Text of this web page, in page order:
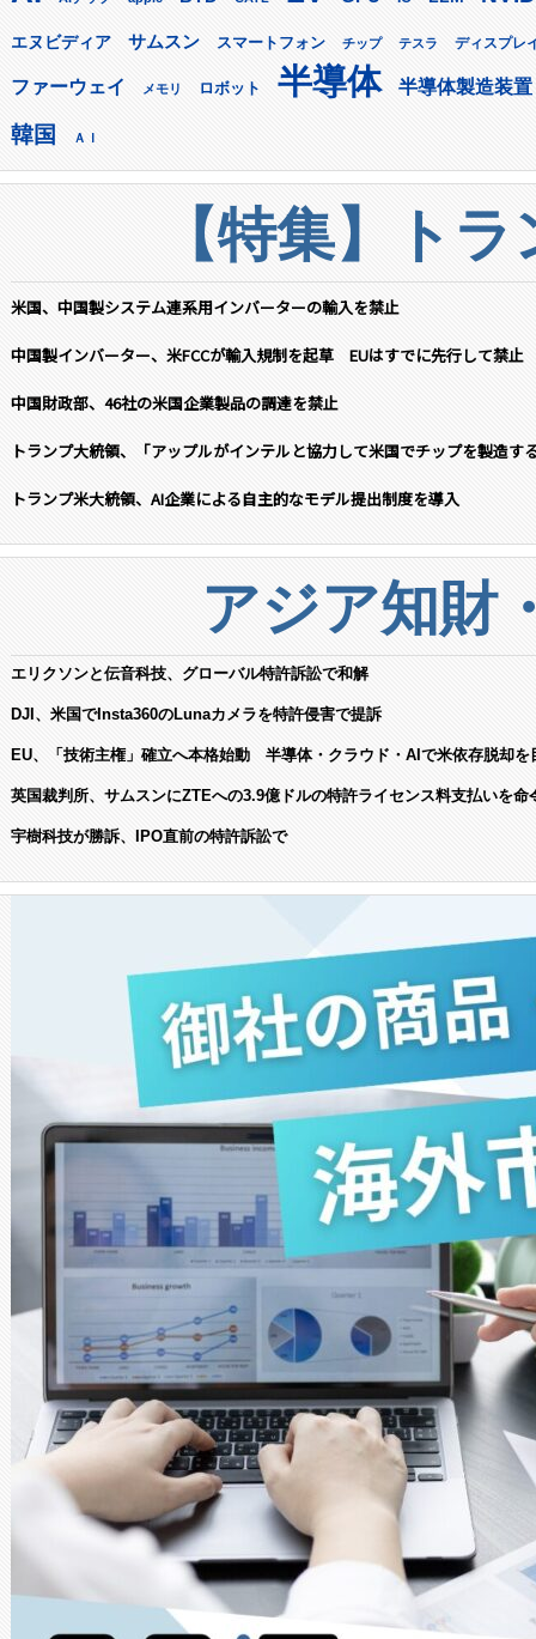
エヌビディア サムスン スマートフォン チップ テスラ ディスプレ
ファーウェイ メモリ ロボット 半導体 半導体製造装置
韓国 ＡＩ
【特集】ト
米国、中国製システム連系用インバーターの輸入を禁止
中国製インバーター、米FCCが輸入規制を起草 EUはすでに先行して禁止
中国財政部、46社の米国企業製品の調達を禁止
トランプ大統領、「アップルがインテルと協力して米国でチップを製造す
トランプ米大統領、AI企業による自主的なモデル提出制度を導入
アジア知財
エリクソンと伝音科技、グローバル特許訴訟で和解
DJI、米国でInsta360のLunaカメラを特許侵害で提訴
EU、「技術主権」確立へ本格始動 半導体・クラウド・AIで米依存脱却を
英国裁判所、サムスンにZTEへの3.9億ドルの特許ライセンス料支払いを命
宇樹科技が勝訴、IPO直前の特許訴訟で